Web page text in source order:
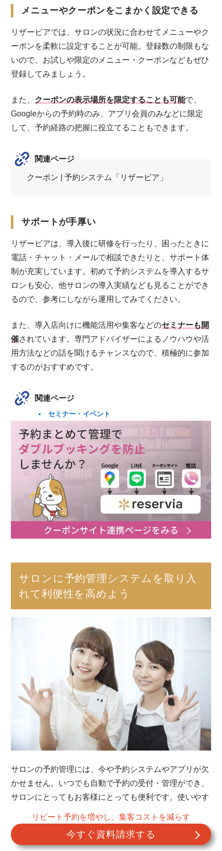
メニューやクーポンをこまかく設定できる
リザービアでは、サロンの状況に合わせてメニューやク
ーポンを柔軟に設定することが可能。登録数の制限もな
いので、お試しや限定のメニュー・クーポンなどもぜひ
登録してみましょう。
また、 クーポンの表示場所を限定することも可能で、
Googleからの予約時のみ、アプリ会員のみなどに限定
して、予約経路の把握に役立てることもできます。
関連ページ
クーポン | 予約システム「リザービア」
サポートが手厚い
リザービアは、導入後に研修を行ったり、困ったときに
電話・チャット・メールで相談できたりと、サポート体
制が充実しています。初めて予約システムを導入するサ
ロンも安心。他サロンの導入実績なども見ることができ
るので、参考にしながら運用してみてください。
また、導入店向けに機能活用や集客などのセミナーも開
催されています。専門アドバイザーによるノウハウや活
用方法などの話を聞けるチャンスなので、積極的に参加
するのがおすすめです。
関連ページ
セミナー・イベント
サロンに予約管理システムを取り入
れて利便性を高めよう
サロンの予約管理には、今や予約システムやアプリが欠
かせません。いつでも自動で予約の受付・管理ができ、
サロンにとってもお客様にとっても便利です。使いやす
さや機能性など、自店に合ったものを導入して、業務効
率を高めつつお客様にも喜んでもらいましょう。
リピート予約を増やし、集客コストを減らす
今すぐ資料請求する